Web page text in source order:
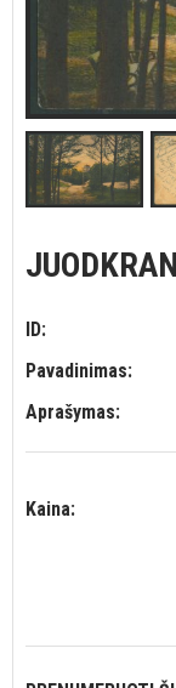
ID:
Pavadinimas:
Aprašymas:
Kaina: